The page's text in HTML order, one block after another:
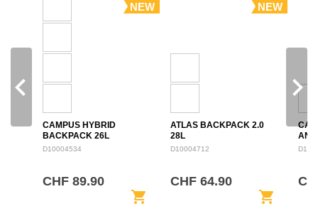
NEW
CAMPUS HYBRID
BACKPACK 26L
D10004534
CHF 89.90
shopping_cart
NEW
ATLAS BACKPACK 2.0
28L
D10004712
CHF 64.90
shopping_cart
navigate_before navigate_next